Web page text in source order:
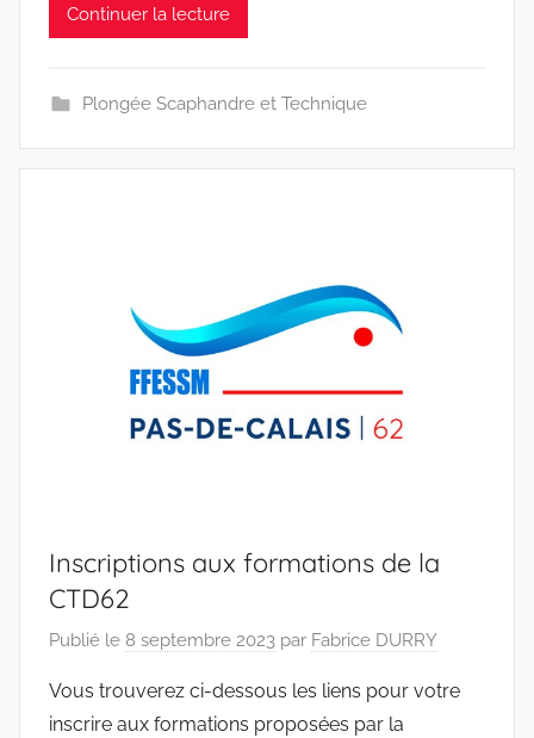
Continuer la lecture
Plongée Scaphandre et Technique
Inscriptions aux formations de la
CTD62
Publié le 8 septembre 2023 par Fabrice DURRY
Vous trouverez ci-dessous les liens pour votre
inscrire aux formations proposées par la